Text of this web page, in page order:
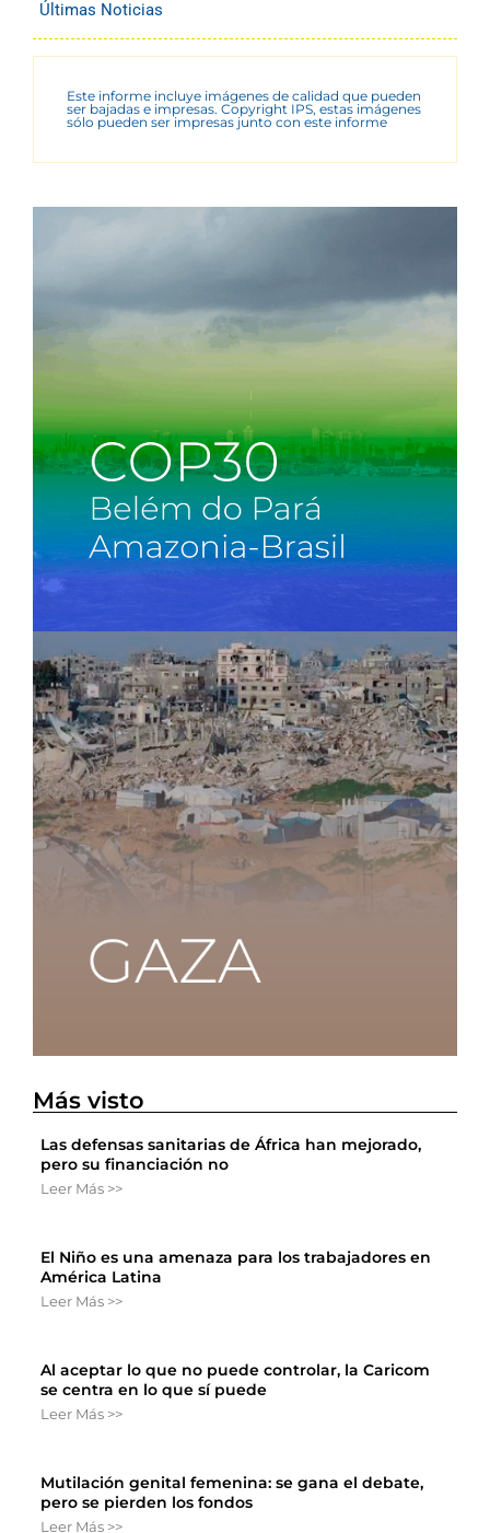
Últimas Noticias
Este informe incluye imágenes de calidad que pueden
ser bajadas e impresas. Copyright IPS, estas imágenes
sólo pueden ser impresas junto con este informe
Más visto
Las defensas sanitarias de África han mejorado,
pero su financiación no
Leer Más >>
El Niño es una amenaza para los trabajadores en
América Latina
Leer Más >>
Al aceptar lo que no puede controlar, la Caricom
se centra en lo que sí puede
Leer Más >>
Mutilación genital femenina: se gana el debate,
pero se pierden los fondos
Leer Más >>